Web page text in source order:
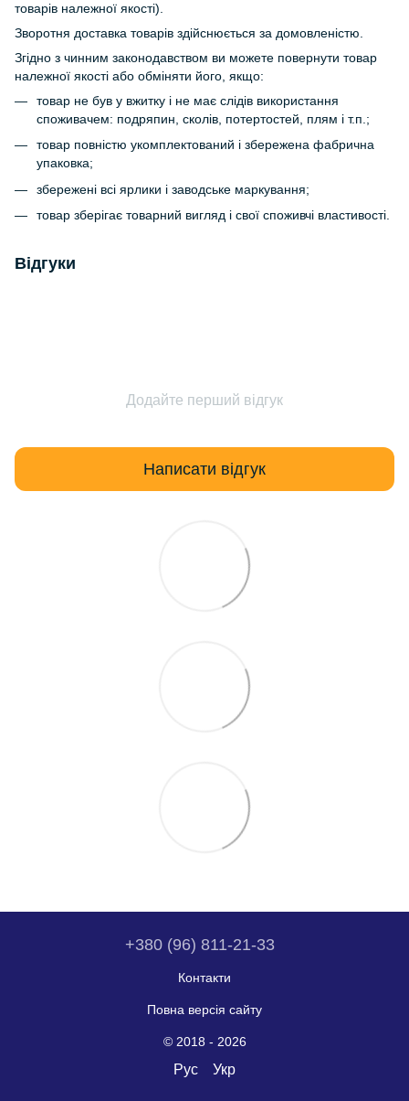
товарів належної якості).
Зворотня доставка товарів здійснюється за домовленістю.
Згідно з чинним законодавством ви можете повернути товар
належної якості або обміняти його, якщо:
товар не був у вжитку і не має слідів використання
споживачем: подряпин, сколів, потертостей, плям і т.п.;
товар повністю укомплектований і збережена фабрична
упаковка;
збережені всі ярлики і заводське маркування;
товар зберігає товарний вигляд і свої споживчі властивості.
Відгуки
Додайте перший відгук
Написати відгук
+380 (96) 811-21-33
Контакти
Повна версія сайту
© 2018 - 2026
Рус Укр